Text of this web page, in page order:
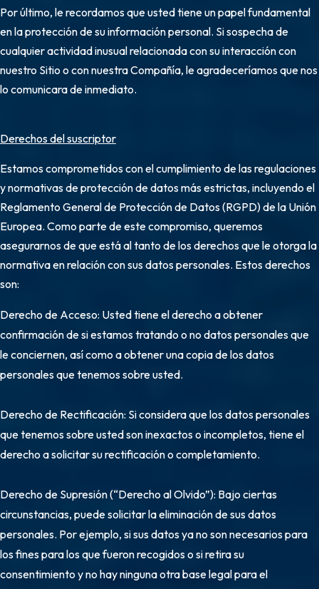
Por último, le recordamos que usted tiene un papel fundamental
en la protección de su información personal. Si sospecha de
cualquier actividad inusual relacionada con su interacción con
nuestro Sitio o con nuestra Compañía, le agradeceríamos que nos
lo comunicara de inmediato.
Derechos del suscriptor
Estamos comprometidos con el cumplimiento de las regulaciones
y normativas de protección de datos más estrictas, incluyendo el
Reglamento General de Protección de Datos (RGPD) de la Unión
Europea. Como parte de este compromiso, queremos
asegurarnos de que está al tanto de los derechos que le otorga la
normativa en relación con sus datos personales. Estos derechos
son:
Derecho de Acceso: Usted tiene el derecho a obtener
confirmación de si estamos tratando o no datos personales que
le conciernen, así como a obtener una copia de los datos
personales que tenemos sobre usted.
Derecho de Rectificación: Si considera que los datos personales
que tenemos sobre usted son inexactos o incompletos, tiene el
derecho a solicitar su rectificación o completamiento.
Derecho de Supresión (“Derecho al Olvido”): Bajo ciertas
circunstancias, puede solicitar la eliminación de sus datos
personales. Por ejemplo, si sus datos ya no son necesarios para
los fines para los que fueron recogidos o si retira su
consentimiento y no hay ninguna otra base legal para el